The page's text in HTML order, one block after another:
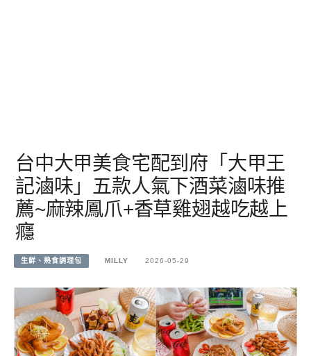
台中大甲美食宅配到府「大甲王
記滷味」五款人氣下酒菜滷味推
薦~麻辣鳳爪+香草雞翅越吃越上
癮
生鮮、熟食調理包 MILLY 2026-05-29